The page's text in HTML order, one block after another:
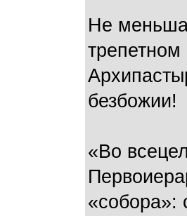
Не
безбожии!
«Во
«собора»: